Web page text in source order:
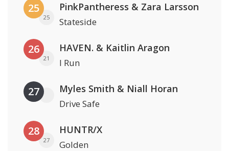
25
25
PinkPantheress & Zara Larsson
Stateside
26
21
HAVEN. & Kaitlin Aragon
I Run
27 Myles Smith & Niall Horan
Drive Safe
28
27
HUNTR/X
Golden